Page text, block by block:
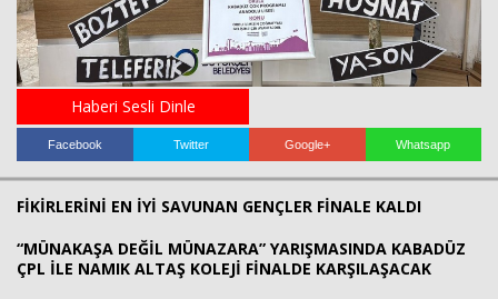
Haberi Sesli Dinle
Facebook Twitter Google+ Whatsapp
FİKİRLERİNİ EN İYİ SAVUNAN GENÇLER FİNALE KALDI
“MÜNAKAŞA DEĞİL MÜNAZARA” YARIŞMASINDA KABADÜZ
ÇPL İLE NAMIK ALTAŞ KOLEJİ FİNALDE KARŞILAŞACAK
KÜNYE
İLETİŞİM
Haberin Doğru Adresi.